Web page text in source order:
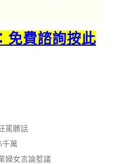
免費諮詢按此
罵髒話
千萬
婦女言論惹議